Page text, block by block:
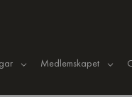
Medlemskapet